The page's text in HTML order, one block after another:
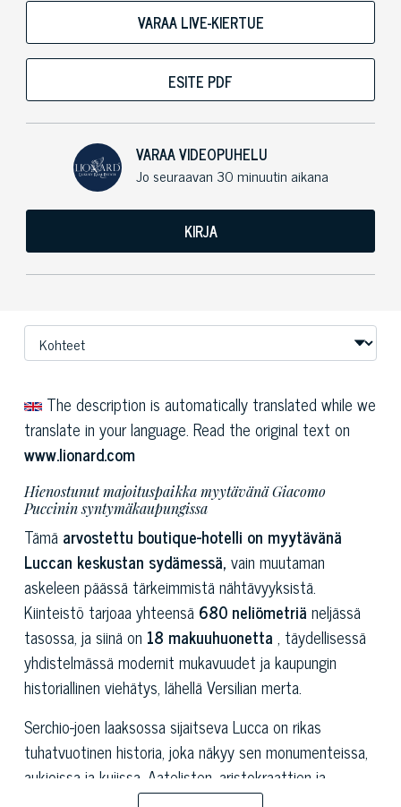
VARAA LIVE-KIERTUE
ESITE PDF
VARAA VIDEOPUHELU
Jo seuraavan 30 minuutin aikana
KIRJA
The description is automatically translated while we
translate in your language. Read the original text on
www.lionard.com
Hienostunut majoituspaikka myytävänä Giacomo
Puccinin syntymäkaupungissa
Tämä arvostettu boutique-hotelli on myytävänä
Luccan keskustan sydämessä, vain muutaman
askeleen päässä tärkeimmistä nähtävyyksistä.
Kiinteistö tarjoaa yhteensä 680 neliömetriä neljässä
tasossa, ja siinä on 18 makuuhuonetta , täydellisessä
yhdistelmässä modernit mukavuudet ja kaupungin
historiallinen viehätys, lähellä Versilian merta.
Serchio-joen laaksossa sijaitseva Lucca on rikas
tuhatvuotinen historia, joka näkyy sen monumenteissa,
aukioissa ja kujissa. Aatelisten, aristokraattien ja